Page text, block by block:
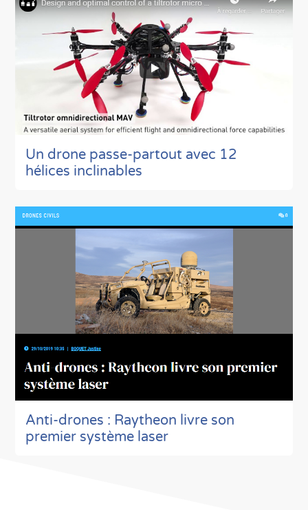
Un drone passe-partout avec 12
hélices inclinables
Anti-drones : Raytheon livre son
premier système laser